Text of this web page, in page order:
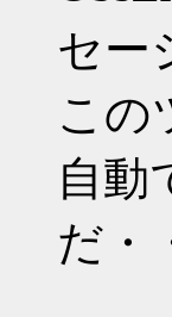
セー
この
自動
だ・